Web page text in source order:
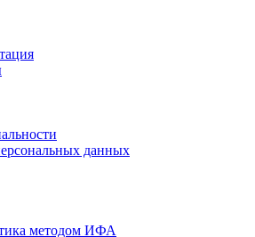
данных
методом ИФА